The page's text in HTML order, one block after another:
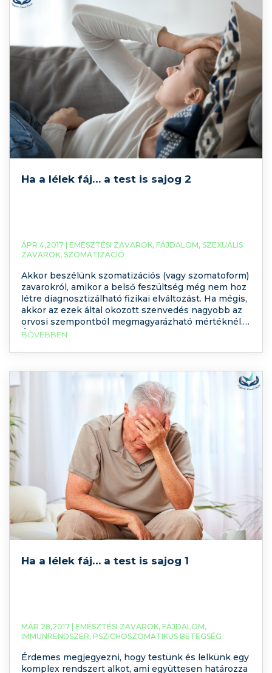
szexuális zavarok vannak? Mit tehetünk ellenük?
Blogbejegyzésünkből megtudhatja!
Ha a lélek fáj… a test is sajog 2
ÁPR 4,2017 | EMÉSZTÉSI ZAVAROK, FÁJDALOM, SZEXUÁLIS
ZAVAROK, SZOMATIZÁCIÓ
Akkor beszélünk szomatizációs (vagy szomatoform)
zavarokról, amikor a belső feszültség még nem hoz
létre diagnosztizálható fizikai elváltozást. Ha mégis,
akkor az ezek által okozott szenvedés nagyobb az
orvosi szempontból megmagyarázható mértéknél.
Érdemes mindenképpen figyelmet szentelnünk
párkapcsolati problémákat is magukkal hoznak.
BŐVEBBEN
Ha a lélek fáj… a test is sajog 1
MÁR 28,2017 | EMÉSZTÉSI ZAVAROK, FÁJDALOM,
IMMUNRENDSZER, PSZICHOSZOMATIKUS BETEGSÉG
Érdemes megjegyezni, hogy testünk és lelkünk egy
komplex rendszert alkot, ami együttesen határozza